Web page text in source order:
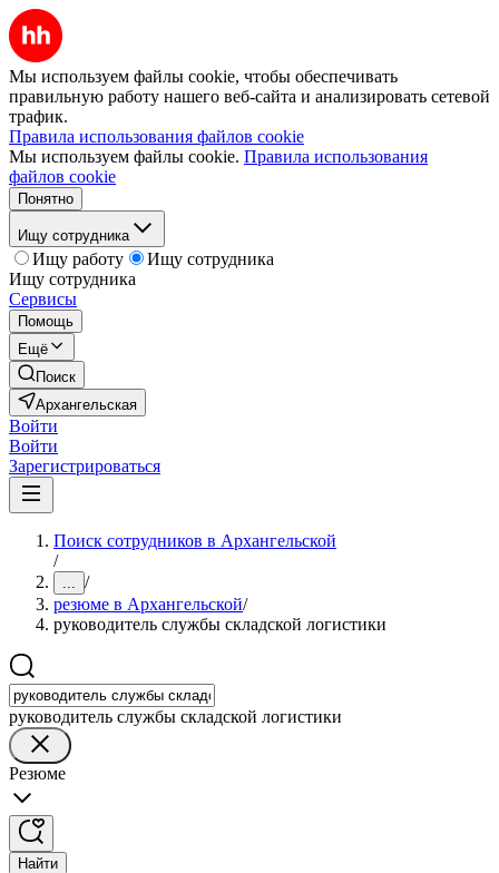
Мы используем файлы cookie, чтобы обеспечивать
правильную работу нашего веб-сайта и анализировать сетевой
трафик.
Правила использования файлов cookie
Мы используем файлы cookie. Правила использования
файлов cookie
Понятно
Ищу сотрудника
Ищу работу
Ищу сотрудника
Ищу сотрудника
Сервисы
Помощь
Ещё
Поиск
Архангельская
Войти
Войти
Зарегистрироваться
Поиск сотрудников в Архангельской
/
... /
резюме в Архангельской/
руководитель службы складской логистики
руководитель службы складской логистики
Резюме
Найти